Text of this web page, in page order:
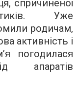
спричиненої
Уже
родичам,
активність і
погодилася
апаратів